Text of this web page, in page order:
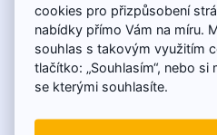
cookies pro přizpůsobení
nabídky přímo Vám na míru.
souhlas s takovým využitím
tlačítko: „Souhlasím“, nebo
se kterými souhlasíte.